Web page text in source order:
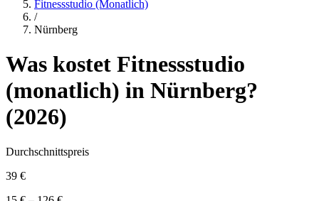
Fitnessstudio (monatlich)
/
Nürnberg
Was kostet Fitnessstudio
(monatlich) in Nürnberg?
(2026)
Durchschnittspreis
39 €